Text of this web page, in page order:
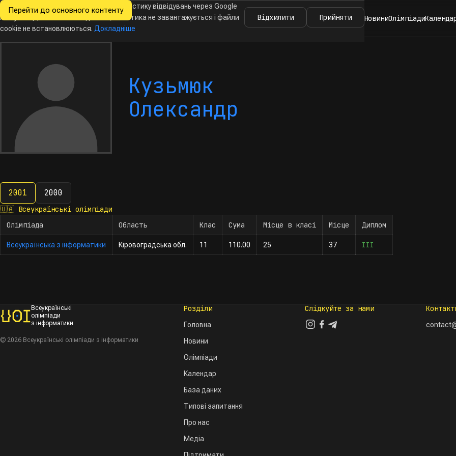
Перейти до основного контенту
Всеукраїнські
з інформатики
НовиниОлімпіади
Кузьмюк
Олександр
2001 2000
2001
🇺🇦 Всеукраїнські олімпіади
Олімпіада
Область Клас Сума Місце в класі Місце Диплом
Всеукраїнська з інформатики Кіровоградська обл. 11 110.00 25 37 III
Всеукраїнські
олімпіади
з інформатики
© 2026 Всеукраїнські олімпіади з інформатики
Розділи
Головна
Новини
Олімпіади
Календар
База даних
Типові запитання
Про нас
Медіа
Слідкуйте за нами
Ми хочемо збирати знеособлену статистику відвідувань через Google
Analytics. Доки ви не погодитесь, аналітика не завантажується і файли
cookie не встановлюються. Докладніше
Відхилити Прийняти